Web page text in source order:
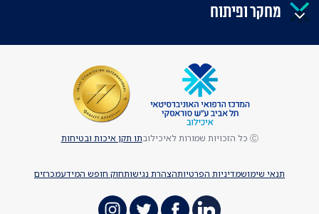
מחקר ופיתוח
תנאי שימושמדיניות הפרטיותהצהרת נגישותחוק חופש המידעמכרזים
Ⓒ כל הזכויות שמורות לאיכילוב תו תקן איכות ובטיחות